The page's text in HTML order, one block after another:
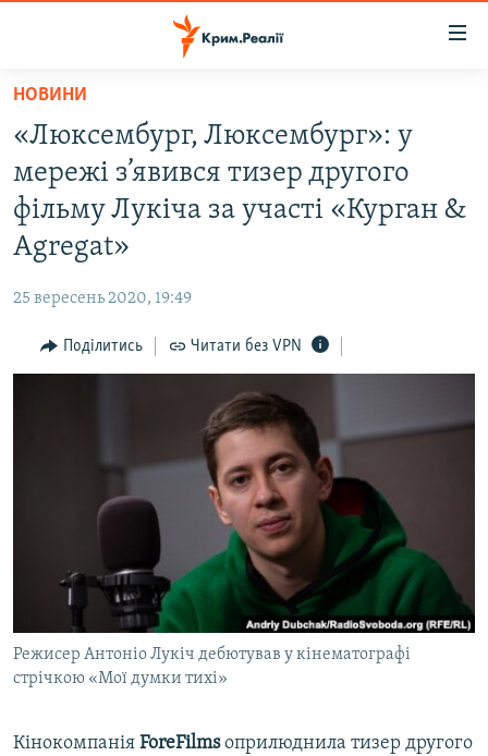
Перейти
основного
матеріалу
Перейти
до
основної
Перейти
пошуку
ВІДЕО ТА ФОТО
ПОЛІТИКА
ПОГЛЯД
ІНТЕРВ'Ю
ДЕПОРТАЦІЯ
ВІДЕОУРОКИ «ELIFBE»
УКРАЇНСЬКА ПРОБЛЕМА КРИМУ
ІНФОГРАФІКА
ЯК ОБІЙТИ БЛОКУВАННЯ
Qırımtatar
ДОЛУЧАЙСЯ!
НОВИНИ
«Люксембург, Люксембург»: у
мережі з’явився тизер другого
фільму Лукіча за участі «Курган &
Agregat»
25 вересень 2020, 19:49
Поділитись Читати без VPN
Режисер Антоніо Лукіч дебютував у кінематографі
стрічкою «Мої думки тихі»
Кінокомпанія ForeFilmsоприлюднила тизер другого